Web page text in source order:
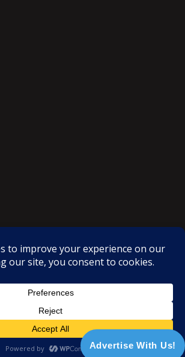
WordPress |Theme: SuperMag byAcme
Themes
Advertise With Us!